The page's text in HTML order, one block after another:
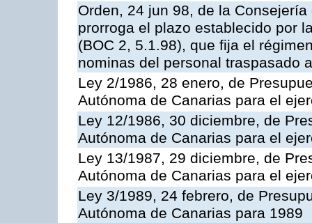
Orden, 24 jun 98, de la
prorroga el plazo establecido por
(BOC 2, 5.1.98), que fija el
nominas del personal traspasado
Ley 2/1986, 28 enero, de
Autónoma de Canarias para el
Ley 12/1986, 30 diciembre, de
Autónoma de Canarias para el
Ley 13/1987, 29 diciembre, de
Autónoma de Canarias para el
Ley 3/1989, 24 febrero, de
Autónoma de Canarias para 1989